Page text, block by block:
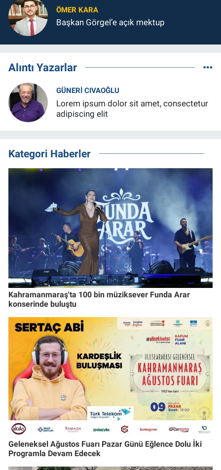
ÖMER KARA
Başkan Görgel’e açık mektup
Alıntı Yazarlar
GÜNERI CIVAOĞLU
Lorem ipsum dolor sit amet, consectetur
adipiscing elit
Kategori Haberler
Kahramanmaraş'ta 100 bin müziksever Funda Arar
konserinde buluştu
Geleneksel Ağustos Fuarı Pazar Günü Eğlence Dolu İki
Programla Devam Edecek